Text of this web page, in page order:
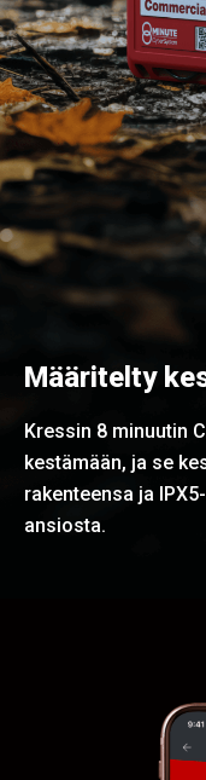
Määritelty
Kressin 8 minuutin
kestämään, ja se
rakenteensa ja
ansiosta.